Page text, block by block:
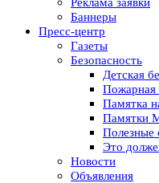
Реклама заявки
Баннеры
Пресс-центр
Газеты
Безопасность
Детская
Пожарная
Памятка
Памятки
Полезные
Это
Новости
Объявления